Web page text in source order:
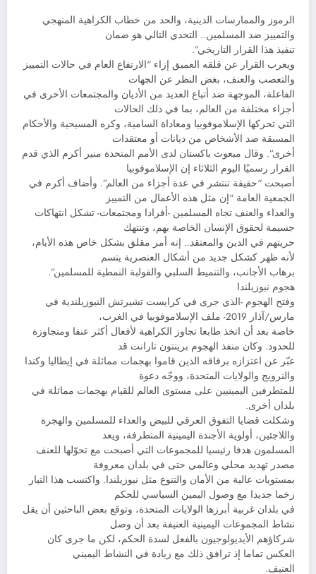
الرموز والممارسات الدينية، والحد من خطاب الكراهية المنهجي
والتمييز ضد المسلمين.. التحدي التالي هو ضمان
تنفيذ هذا القرار التاريخي”.
ويعرب القرار عن قلقه العميق إزاء “الارتفاع العام في حالات التمييز
والتعصب والعنف، بغض النظر عن الجهات
الفاعلة، الموجهة ضد أتباع العديد من الأديان والمجتمعات الأخرى في
أجزاء مختلفة من العالم، بما في ذلك الحالات
التي تحركها الإسلاموفوبيا ومعاداة السامية، وكره المسيحية والأحكام
المسبقة ضد الأشخاص من ديانات أو معتقدات
أخرى”. وقال مبعوث باكستان لدى الأمم المتحدة منير أكرم الذي قدم
القرار رسميًا اليوم الثلاثاء إن الإسلاموفوبيا
أصبحت “حقيقة تنتشر في عدة أجزاء من العالم”. وأضاف أكرم في
الجمعية العامة “إن مثل هذه الأعمال من التمييز
والعداء والعنف تجاه المسلمين -أفرادا ومجتمعات- تشكل انتهاكات
جسيمة لحقوق الإنسان الخاصة بهم، وتنتهك
حريتهم في الدين والمعتقد.. إنه أمر مقلق بشكل خاص هذه الأيام،
لأنه ظهر كشكل جديد من أشكال العنصرية يتسم
برهاب الأجانب، والتنميط السلبي والقولبة النمطية للمسلمين”.
هجوم نيوزيلندا
وفتح الهجوم -الذي جرى في كرايست تشيرتش النيوزيلندية في
مارس/آذار 2019- ملف الإسلاموفوبيا في الغرب،
خاصة بعد أن اتخذ طابعا تجاوز الكراهية لأفعال أكثر عنفا ومتجاوزة
للحدود. وكان منفذ الهجوم برينتون تارانت قد
عبّر عن اعتزازه برفاقه الذين قاموا بهجمات مماثلة في إيطاليا وكندا
والنرويج والولايات المتحدة، ووجّه دعوة
للمتطرفين اليمينيين على مستوى العالم للقيام بهجمات مماثلة في
بلدان أخرى.
وشكلت قضايا التفوق العرقي للبيض والعداء للمسلمين والهجرة
واللاجئين، أولوية الأجندة اليمينية المتطرفة، ويعد
المسلمون هدفا رئيسيا للمجموعات التي أصبحت مع تحوّلها للعنف
مصدر تهديد محلي وعالمي حتى في بلدان معروفة
بمستويات عالية من الأمان والتنوع مثل نيوزيلندا. واكتسب هذا التيار
زخما جديدا مع وصول اليمين السياسي للحكم
في بلدان غربية أبرزها الولايات المتحدة، وتوقع بعض الباحثين أن يقل
نشاط المجموعات اليمينية العنيفة بعد أن وصل
شركاؤهم الأيديولوجيون بالفعل لسدة الحكم، لكن ما جرى كان
العكس تماما إذ ترافق ذلك مع زيادة في النشاط اليميني
العنيف.